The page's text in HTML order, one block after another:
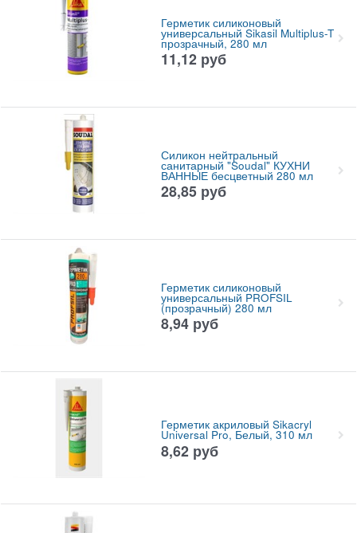
Герметик силиконовый
универсальный Sikasil Multiplus-T
прозрачный, 280 мл
11,12 руб
Силикон нейтральный
санитарный "Soudal" КУХНИ
ВАННЫЕ бесцветный 280 мл
28,85 руб
Герметик силиконовый
универсальный PROFSIL
(прозрачный) 280 мл
8,94 руб
Герметик акриловый Sikacryl
Universal Pro, Белый, 310 мл
8,62 руб